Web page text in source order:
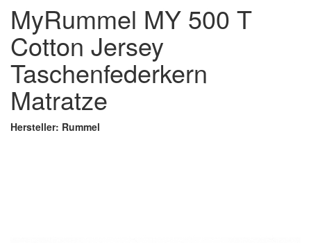
MyRummel MY 500 T
Cotton Jersey
Taschenfederkern
Matratze
Hersteller: Rummel